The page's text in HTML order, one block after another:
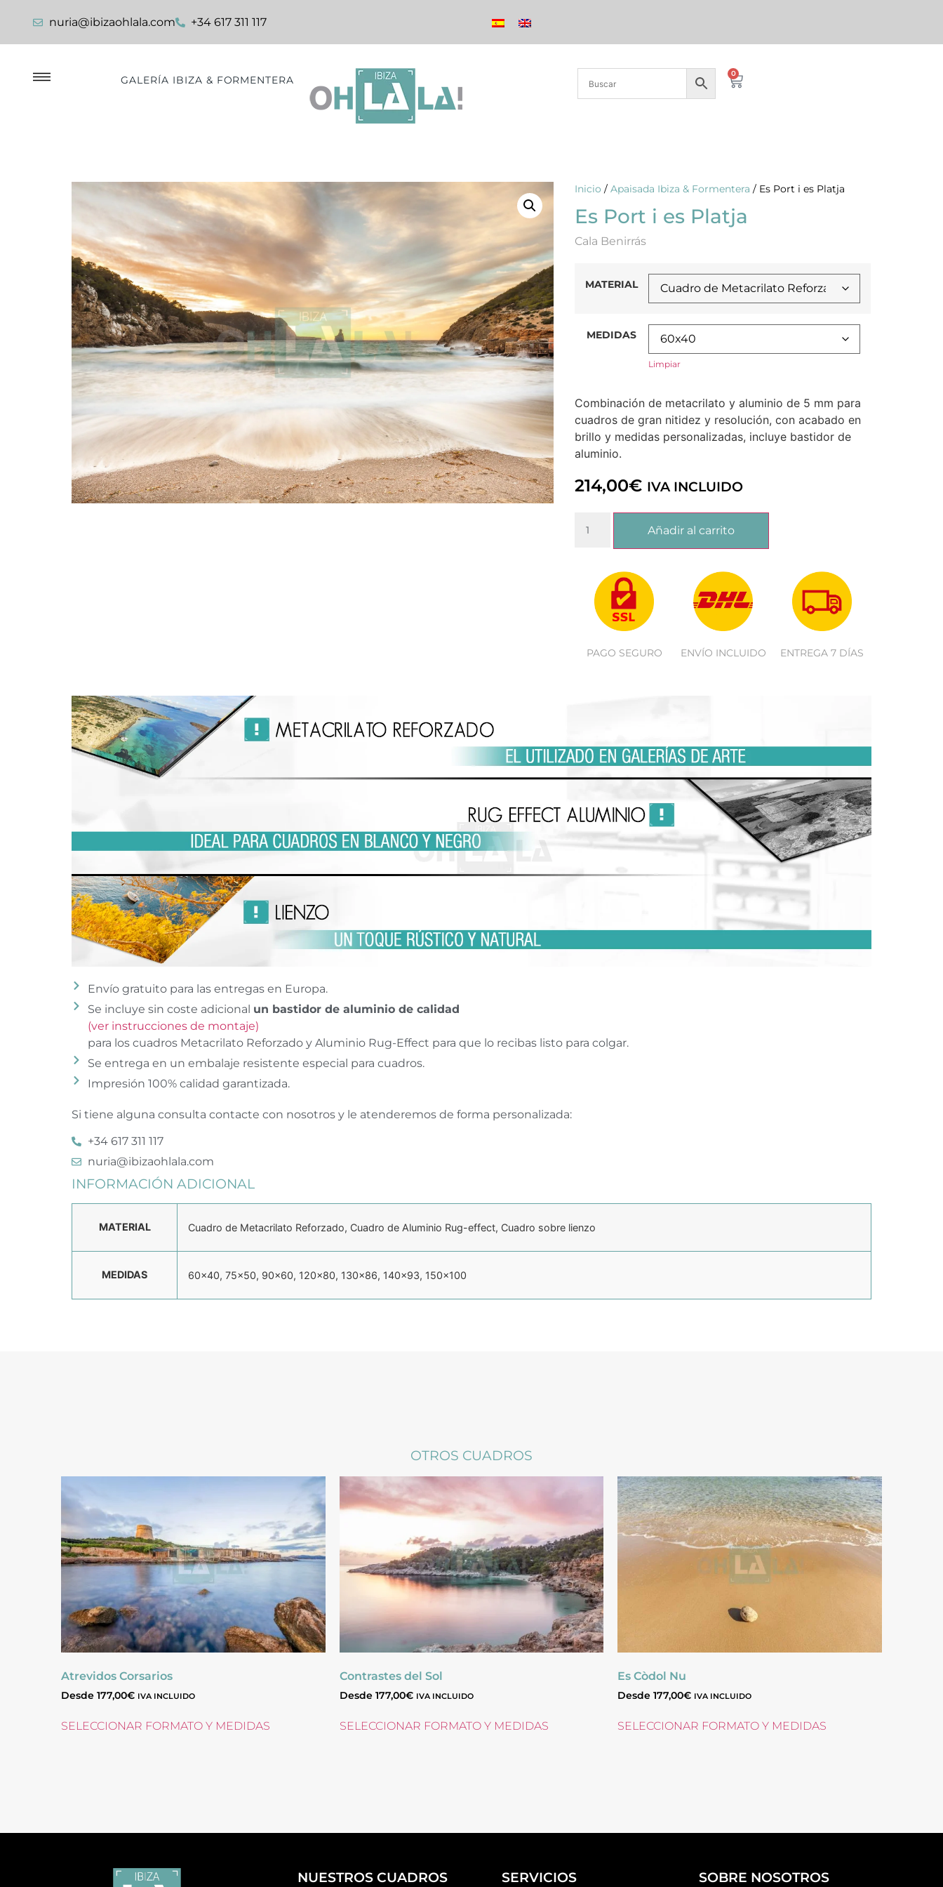
nuria@ibizaohlala.com +34 617 311 117
GALERÍA IBIZA & FORMENTERA
0
Inicio /Apaisada Ibiza & Formentera / Es Port i es Platja
Es Port i es Platja
Cala Benirrás
MATERIAL
MEDIDAS
Limpiar
Combinación de metacrilato y aluminio de 5 mm para
cuadros de gran nitidez y resolución, con acabado en
brillo y medidas personalizadas, incluye bastidor de
aluminio.
214,00€ IVA INCLUIDO
Añadir al carrito
PAGO SEGURO ENVÍO INCLUIDO ENTREGA 7 DÍAS
Envío gratuito para las entregas en Europa.
Se incluye sin coste adicional un bastidor de aluminio de calidad
(ver instrucciones de montaje)
para los cuadros Metacrilato Reforzado y Aluminio Rug-Effect para que lo recibas listo para colgar.
Se entrega en un embalaje resistente especial para cuadros.
Impresión 100% calidad garantizada.
Si tiene alguna consulta contacte con nosotros y le atenderemos de forma personalizada:
+34 617 311 117
nuria@ibizaohlala.com
INFORMACIÓN ADICIONAL
MATERIAL Cuadro de Metacrilato Reforzado, Cuadro de Aluminio Rug-effect, Cuadro sobre lienzo
MEDIDAS 60×40, 75×50, 90×60, 120×80, 130×86, 140×93, 150×100
OTROS CUADROS
Atrevidos Corsarios
Desde 177,00€ IVA INCLUIDO
SELECCIONAR FORMATO Y MEDIDAS
Contrastes del Sol
Desde 177,00€ IVA INCLUIDO
SELECCIONAR FORMATO Y MEDIDAS
Es Còdol Nu
Desde 177,00€ IVA INCLUIDO
SELECCIONAR FORMATO Y MEDIDAS
NUESTROS CUADROS SERVICIOS SOBRE NOSOTROS